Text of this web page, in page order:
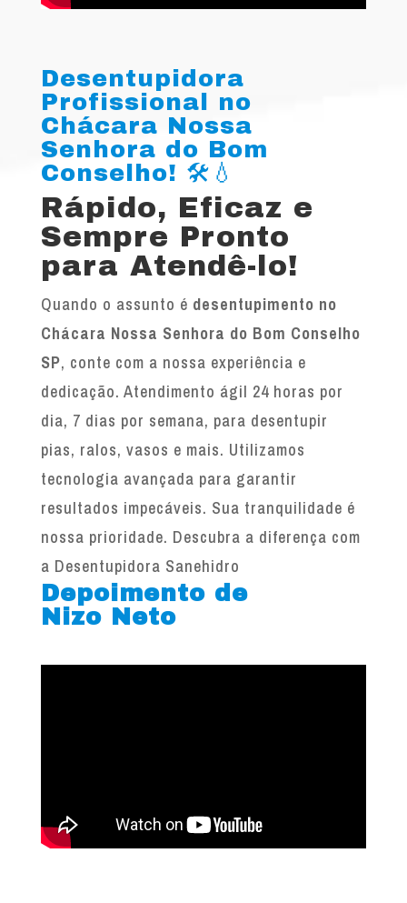
Desentupidora
Profissional no
Chácara Nossa
Senhora do Bom
Conselho! 🛠️💧
Rápido, Eficaz e
Sempre Pronto
para Atendê-lo!
Quando o assunto é desentupimento no
Chácara Nossa Senhora do Bom Conselho
SP, conte com a nossa experiência e
dedicação. Atendimento ágil 24 horas por
dia, 7 dias por semana, para desentupir
pias, ralos, vasos e mais. Utilizamos
tecnologia avançada para garantir
resultados impecáveis. Sua tranquilidade é
nossa prioridade. Descubra a diferença com
a Desentupidora Sanehidro
Depoimento de
Nizo Neto